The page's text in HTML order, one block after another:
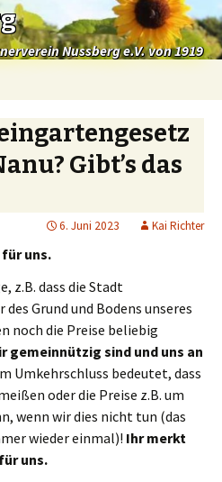
Nussberg e.V. von 1919
Gibt’s das
6. Juni 2023 Kai Richter
uns.
z.B. dass die Stadt
Grund und Bodens unseres
noch die Preise beliebig
gemeinnützig sind und uns an
Umkehrschluss bedeutet, dass
oder die Preise z.B. um
wenn wir dies nicht tun (das
wieder einmal)! Ihr merkt
uns.